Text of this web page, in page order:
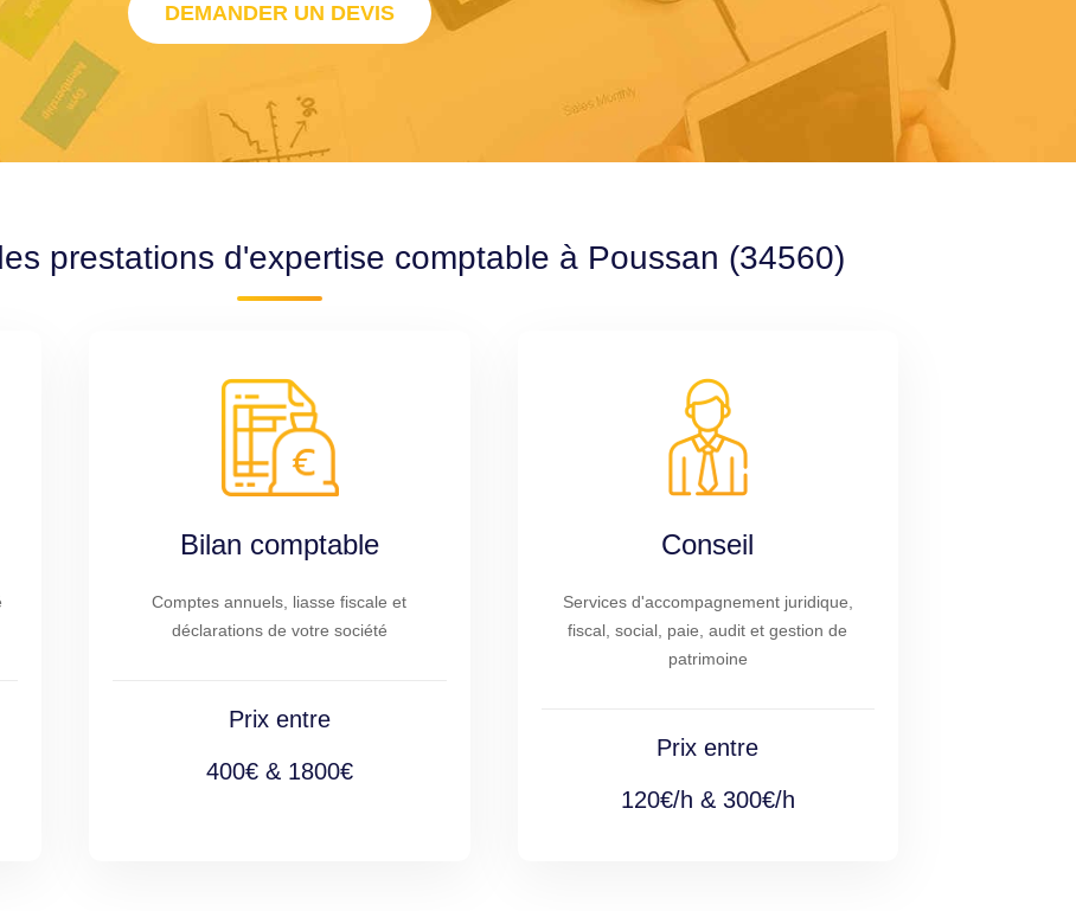
DEMANDER UN DEVIS
prestations d'expertise comptable à Poussan (34560)
Bilan comptable
Comptes annuels, liasse fiscale et
déclarations de votre société
Prix entre
400€ & 1800€
Conseil
Services d'accompagnement juridique,
fiscal, social, paie, audit et gestion de
patrimoine
Prix entre
120€/h & 300€/h